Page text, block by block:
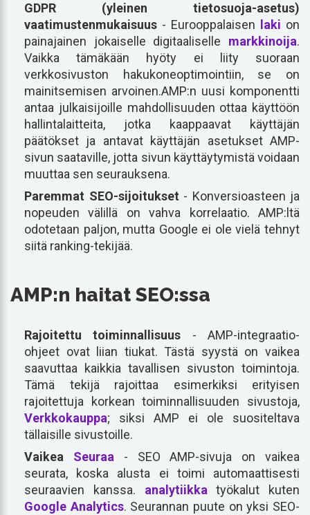
GDPR (yleinen tietosuoja-asetus)
vaatimustenmukaisuus - Eurooppalaisen laki on
painajainen jokaiselle digitaaliselle markkinoija.
Vaikka tämäkään hyöty ei liity suoraan
verkkosivuston hakukoneoptimointiin, se on
mainitsemisen arvoinen.AMP:n uusi komponentti
antaa julkaisijoille mahdollisuuden ottaa käyttöön
hallintalaitteita, jotka kaappaavat käyttäjän
päätökset ja antavat käyttäjän asetukset AMP-
sivun saataville, jotta sivun käyttäytymistä voidaan
muuttaa sen seurauksena.
Paremmat SEO-sijoitukset - Konversioasteen ja
nopeuden välillä on vahva korrelaatio. AMP:ltä
odotetaan paljon, mutta Google ei ole vielä tehnyt
siitä ranking-tekijää.
AMP:n haitat SEO:ssa
Rajoitettu toiminnallisuus - AMP-integraatio-
ohjeet ovat liian tiukat. Tästä syystä on vaikea
saavuttaa kaikkia tavallisen sivuston toimintoja.
Tämä tekijä rajoittaa esimerkiksi erityisen
rajoitettuja korkean toiminnallisuuden sivustoja,
Verkkokauppa; siksi AMP ei ole suositeltava
tällaisille sivustoille.
Vaikea Seuraa- SEO AMP-sivuja on vaikea
seurata, koska alusta ei toimi automaattisesti
seuraavien kanssa. analytiikkatyökalut kuten
Google Analytics. Seurannan puute on yksi SEO-